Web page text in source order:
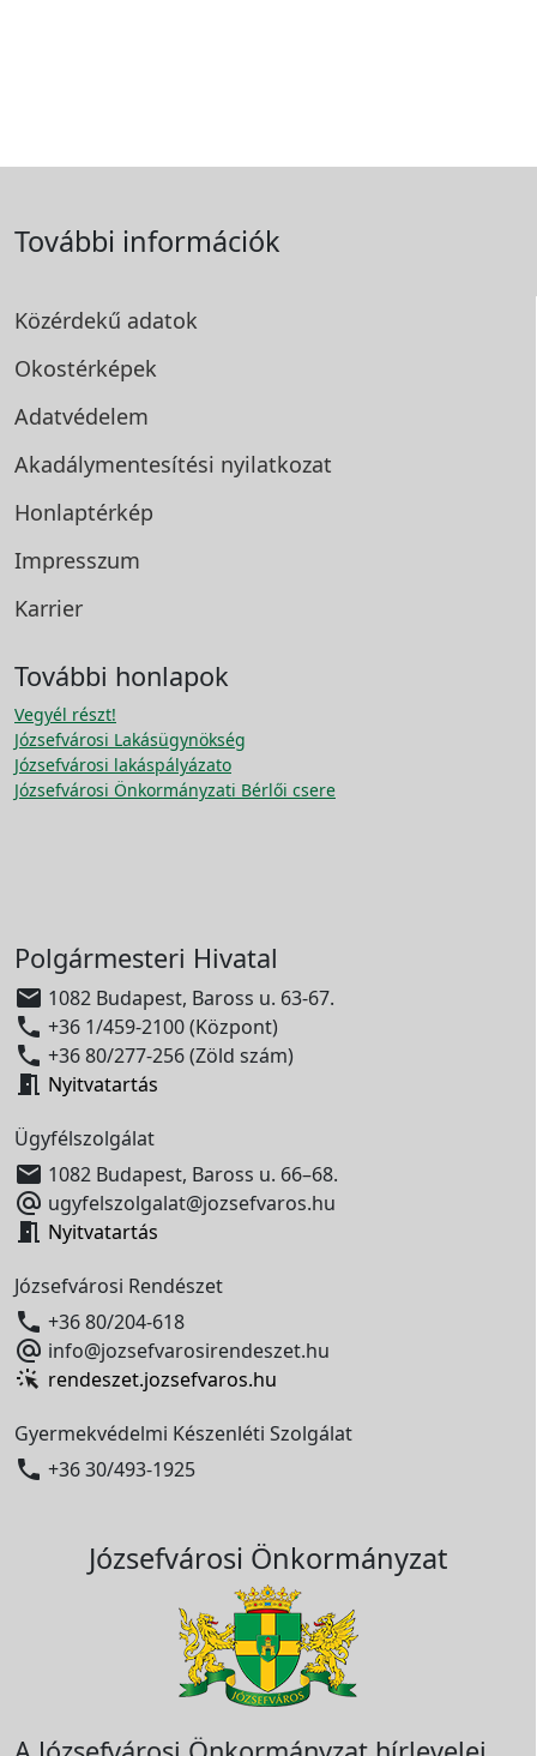
További információk
Közérdekű adatok
Okostérképek
Adatvédelem
Akadálymentesítési nyilatkozat
Honlaptérkép
Impresszum
Karrier
További honlapok
Vegyél részt!
Józsefvárosi Lakásügynökség
Józsefvárosi lakáspályázato
Józsefvárosi Önkormányzati Bérlői csere
Polgármesteri Hivatal
 1082 Budapest, Baross u. 63-67.
 +36 1/459-2100 (Központ)
 +36 80/277-256 (Zöld szám)
 Nyitvatartás
Ügyfélszolgálat
 1082 Budapest, Baross u. 66–68.
 ugyfelszolgalat@jozsefvaros.hu
 Nyitvatartás
Józsefvárosi Rendészet
 +36 80/204-618
 info@jozsefvarosirendeszet.hu
rendeszet.jozsefvaros.hu
Gyermekvédelmi Készenléti Szolgálat
 +36 30/493-1925
Józsefvárosi Önkormányzat